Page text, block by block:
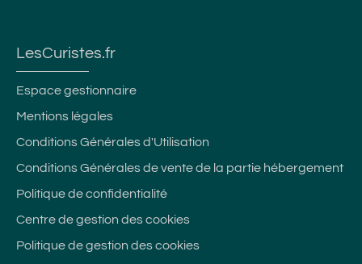
LesCuristes.fr
Espace gestionnaire
Mentions légales
Conditions Générales d'Utilisation
Conditions Générales de vente de la partie hébergement
Politique de confidentialité
Centre de gestion des cookies
Politique de gestion des cookies